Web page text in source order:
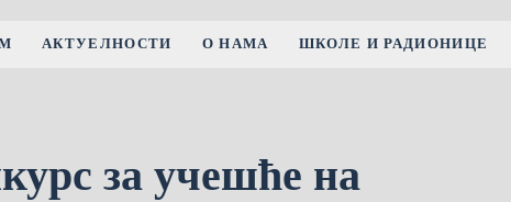
АКТУЕЛНОСТИ О НАМА ШКОЛЕ И РАДИОНИЦЕ
за учешће на